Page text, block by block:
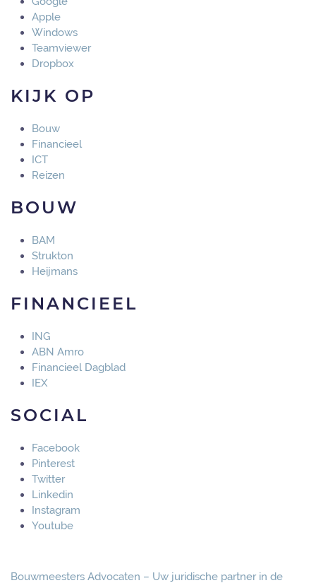
Apple
Windows
Teamviewer
Dropbox
KIJK OP
Bouw
Financieel
ICT
Reizen
BOUW
BAM
Strukton
Heijmans
FINANCIEEL
ING
ABN Amro
Financieel Dagblad
IEX
SOCIAL
Facebook
Pinterest
Twitter
Linkedin
Instagram
Youtube
Bouwmeesters Advocaten – Uw juridische partner in de